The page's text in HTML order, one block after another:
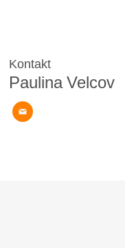
Kontakt
Paulina Velcov